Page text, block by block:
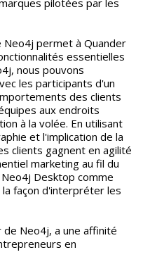
pilotées par les
Neo4j permet à Quander
essentielles
nous pouvons
les participants d'un
des clients
aux endroits
à la volée. En utilisant
et l'implication de la
clients gagnent en agilité
marketing au fil du
Desktop comme
façon d'interpréter les
Neo4j, a une affinité
en